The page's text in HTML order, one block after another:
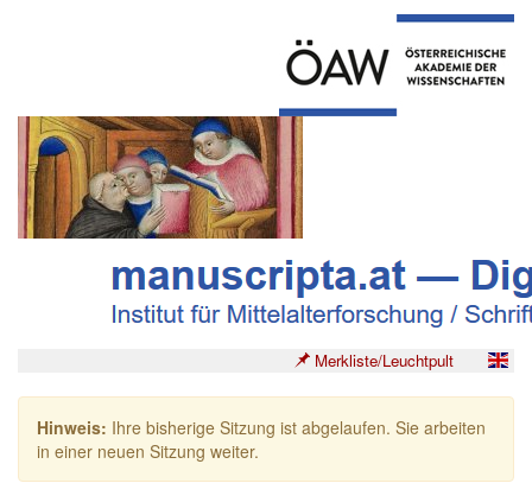
Merkliste/Leuchtpult
Hinweis: Ihre bisherige Sitzung ist abgelaufen. Sie arbeiten
in einer neuen Sitzung weiter.